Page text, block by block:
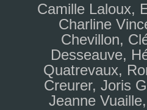
Camille Laloux,
Charline
Chevillon,
Desseauve,
Quatrevaux,
Creurer, Joris
Jeanne